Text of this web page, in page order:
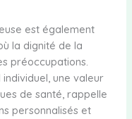
est également
la dignité de la
préoccupations.
une valeur
de santé, rappelle
personnalisés et